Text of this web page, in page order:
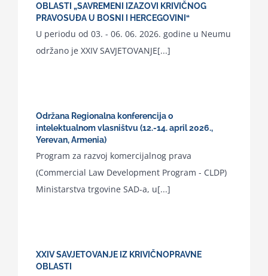
OBLASTI „SAVREMENI IZAZOVI KRIVIČNOG
PRAVOSUĐA U BOSNI I HERCEGOVINI“
U periodu od 03. - 06. 06. 2026. godine u Neumu
održano je XXIV SAVJETOVANJE[...]
Održana Regionalna konferencija o
intelektualnom vlasništvu (12.-14. april 2026.,
Yerevan, Armenia)
Program za razvoj komercijalnog prava
(Commercial Law Development Program - CLDP)
Ministarstva trgovine SAD-a, u[...]
XXIV SAVJETOVANJE IZ KRIVIČNOPRAVNE
OBLASTI